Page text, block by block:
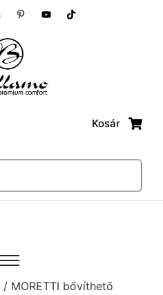
Kosár
/ MORETTI bővíthető